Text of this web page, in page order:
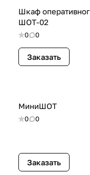
Шкаф
ШОТ-02
0 0
Заказать
МиниШОТ
0 0
Заказать